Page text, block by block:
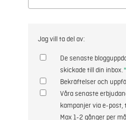
Jag vill ta del av:
De senaste
skickade till din inbox.*
Bekräftelser och
Våra senaste
kampanjer via e-post,
Max 1-2 gånger per